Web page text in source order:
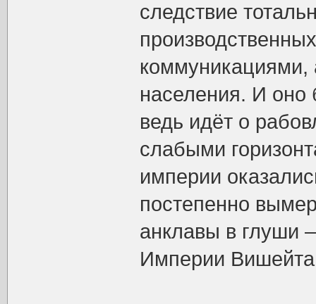
следствие
коммуникациями,
населения. И оно
ведь идёт о
слабыми
империи
постепенно
анклавы в глуши
Империи